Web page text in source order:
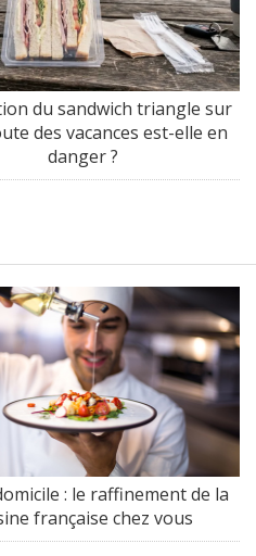
du sandwich triangle sur
des vacances est-elle en
danger ?
: le raffinement de la
française chez vous